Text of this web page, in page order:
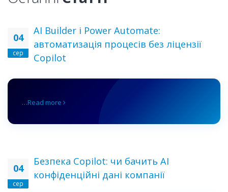
04
сер
AI Builder і Power Automate:
автоматизація процесів без ліцензії
Copilot
…Read more
04
сер
Безпека Copilot: чи бачить AI
конфіденційні дані компанії